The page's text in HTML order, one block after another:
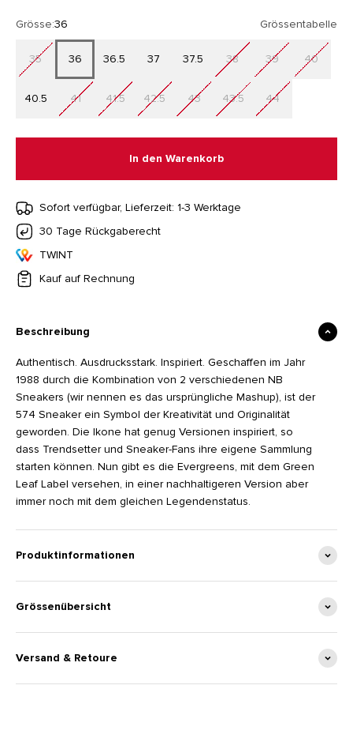
Grösse:36 Grössentabelle
35 36 36.5 37 37.5 38 39 40
40.5 41 41.5 42.5 43 43.5 44
In den Warenkorb
Sofort verfügbar, Lieferzeit: 1-3 Werktage
30 Tage Rückgaberecht
TWINT
Kauf auf Rechnung
Beschreibung
Authentisch. Ausdrucksstark. Inspiriert. Geschaffen im Jahr
1988 durch die Kombination von 2 verschiedenen NB
Sneakers (wir nennen es das ursprüngliche Mashup), ist der
574 Sneaker ein Symbol der Kreativität und Originalität
geworden. Die Ikone hat genug Versionen inspiriert, so
dass Trendsetter und Sneaker-Fans ihre eigene Sammlung
starten können. Nun gibt es die Evergreens, mit dem Green
Leaf Label versehen, in einer nachhaltigeren Version aber
immer noch mit dem gleichen Legendenstatus.
Produktinformationen
Grössenübersicht
Versand & Retoure